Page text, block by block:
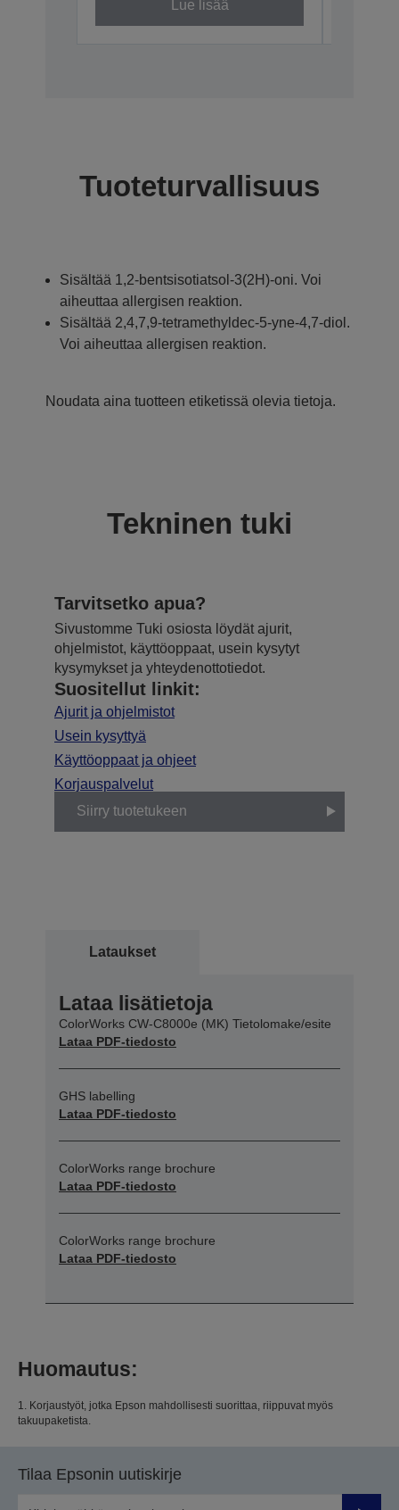
Lue lisää
Tuoteturvallisuus
Sisältää 1,2-bentsisotiatsol-3(2H)-oni. Voi
aiheuttaa allergisen reaktion.
Sisältää 2,4,7,9-tetramethyldec-5-yne-4,7-diol.
Voi aiheuttaa allergisen reaktion.
Noudata aina tuotteen etiketissä olevia tietoja.
Tekninen tuki
Tarvitsetko apua?
Sivustomme Tuki osiosta löydät ajurit,
ohjelmistot, käyttöoppaat, usein kysytyt
kysymykset ja yhteydenottotiedot.
Suositellut linkit:
Ajurit ja ohjelmistot
Usein kysyttyä
Käyttöoppaat ja ohjeet
Korjauspalvelut
Siirry tuotetukeen
Lataukset
Lataa lisätietoja
ColorWorks CW-C8000e (MK) Tietolomake/esite
Lataa PDF-tiedosto
GHS labelling
Lataa PDF-tiedosto
ColorWorks range brochure
Lataa PDF-tiedosto
ColorWorks range brochure
Lataa PDF-tiedosto
Huomautus:
1. Korjaustyöt, jotka Epson mahdollisesti suorittaa, riippuvat myös
takuupaketista.
Tilaa Epsonin uutiskirje